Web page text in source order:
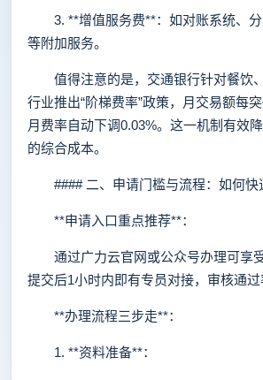
3. **增值服务费**：如对账系统、分
等附加服务。
值得注意的是，交通银行针对餐饮
行业推出“阶梯费率”政策，月交易额每
月费率自动下调0.03%。这一机制有效
的综合成本。
#### 二、申请门槛与流程：如何快
**申请入口重点推荐**：
通过广力云官网或公众号办理可享
提交后1小时内即有专员对接，审核通过
**办理流程三步走**：
1. **资料准备**：